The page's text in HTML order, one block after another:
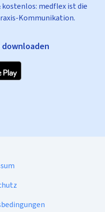
medflex ist die
Kommunikation.